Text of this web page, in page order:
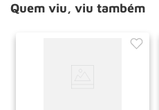
Quem viu, viu também